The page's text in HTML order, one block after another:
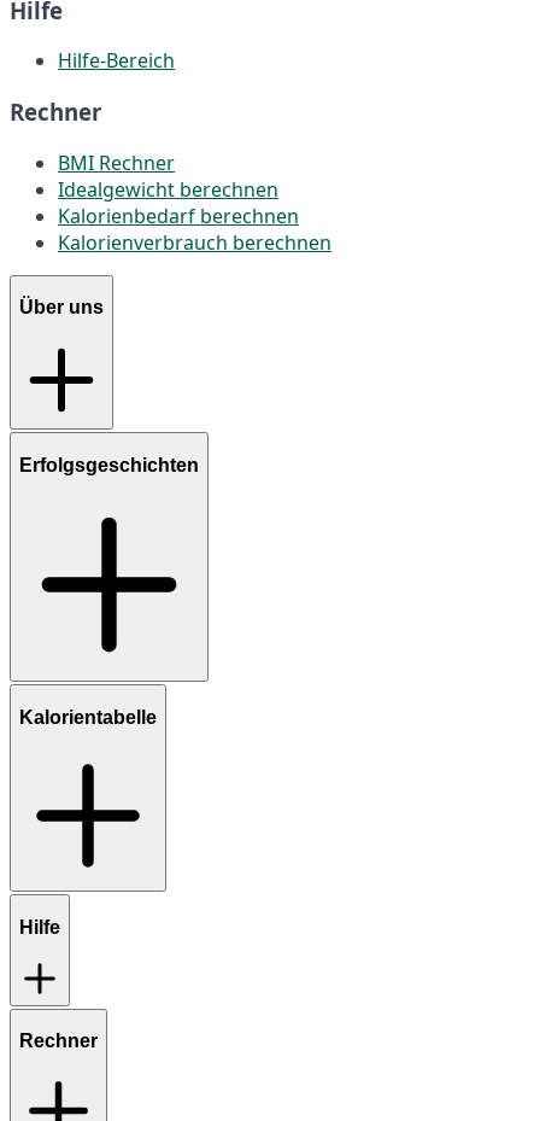
Hilfe
Hilfe-Bereich
Rechner
BMI Rechner
Idealgewicht berechnen
Kalorienbedarf berechnen
Kalorienverbrauch berechnen
Über uns
Erfolgsgeschichten
Kalorientabelle
Hilfe
Rechner